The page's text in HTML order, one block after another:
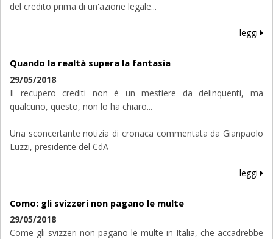
del credito prima di un'azione legale...
leggi
Quando la realtà supera la fantasia
29/05/2018
Il recupero crediti non è un mestiere da delinquenti, ma
qualcuno, questo, non lo ha chiaro...
Una sconcertante notizia di cronaca commentata da Gianpaolo
Luzzi, presidente del CdA
leggi
Como: gli svizzeri non pagano le multe
29/05/2018
Come gli svizzeri non pagano le multe in Italia, che accadrebbe